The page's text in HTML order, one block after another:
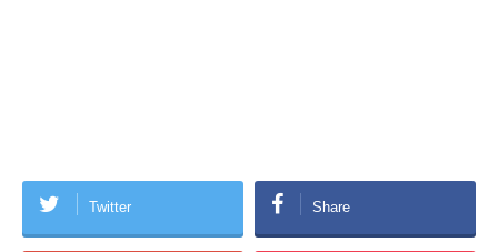
Twitter Share